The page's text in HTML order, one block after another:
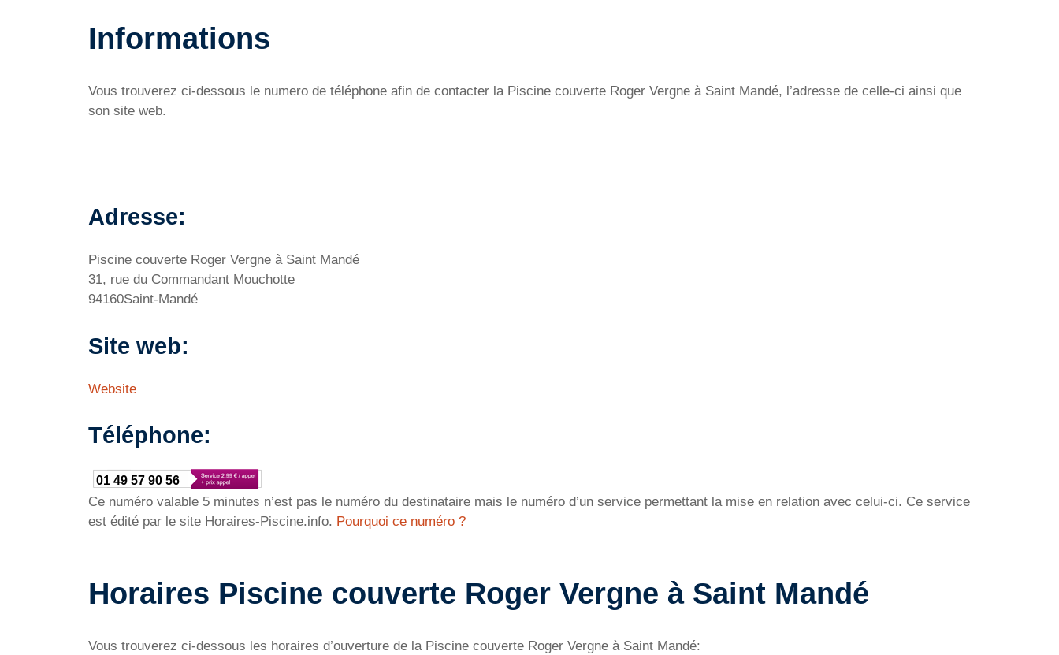
Informations
Vous trouverez ci-dessous le numero de téléphone afin de contacter la Piscine couverte Roger Vergne à Saint Mandé, l’adresse de celle-ci ainsi que
son site web.
Adresse:
Piscine couverte Roger Vergne à Saint Mandé
31, rue du Commandant Mouchotte
94160Saint-Mandé
Site web:
Website
Téléphone:
01 49 57 90 56
Ce numéro valable 5 minutes n’est pas le numéro du destinataire mais le numéro d’un service permettant la mise en relation avec celui-ci. Ce service
est édité par le site Horaires-Piscine.info. Pourquoi ce numéro ?
Horaires Piscine couverte Roger Vergne à Saint Mandé
Vous trouverez ci-dessous les horaires d’ouverture de la Piscine couverte Roger Vergne à Saint Mandé: